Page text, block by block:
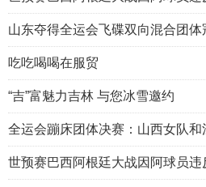
山东夺得全运会飞碟双向混合团体
吃吃喝喝在服贸
“吉”富魅力吉林 与您冰雪邀约
全运会蹦床团体决赛：山西女队和
世预赛巴西阿根廷大战因阿球员